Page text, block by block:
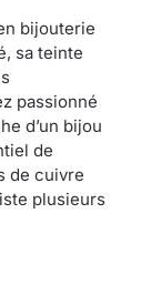
bijouterie
sa teinte
passionné
d’un bijou
de
de cuivre
plusieurs